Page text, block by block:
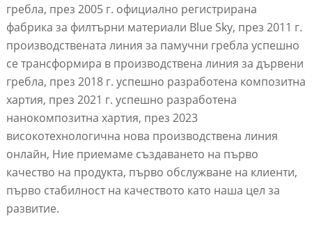
гребла, през 2005 г. официално регистрирана
фабрика за филтърни материали Blue Sky, през 2011 г.
производствената линия за памучни гребла успешно
се трансформира в производствена линия за дървени
гребла, през 2018 г. успешно разработена композитна
хартия, през 2021 г. успешно разработена
нанокомпозитна хартия, през 2023
високотехнологична нова производствена линия
онлайн, Ние приемаме създаването на първо
качество на продукта, първо обслужване на клиенти,
първо стабилност на качеството като наша цел за
развитие.